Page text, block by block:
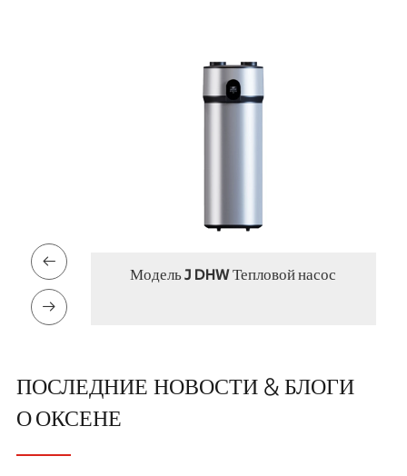
Тепловой насос ГВС серии R290


ПОСЛЕДНИЕ НОВОСТИ & БЛОГИ
О ОКСЕНЕ